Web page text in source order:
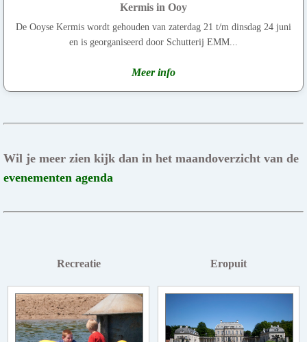
Kermis in Ooy
De Ooyse Kermis wordt gehouden van zaterdag 21 t/m dinsdag 24 juni
en is georganiseerd door Schutterij EMM...
Meer info
Wil je meer zien kijk dan in het maandoverzicht van de
evenementen agenda
Recreatie Eropuit